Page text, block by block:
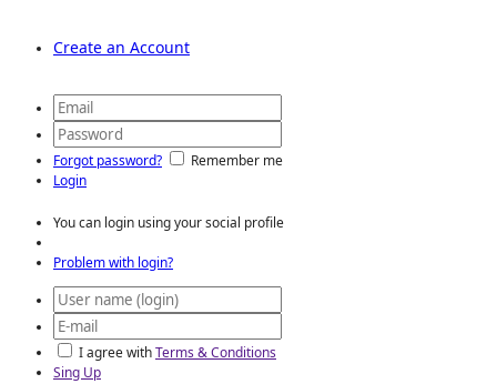
Create an Account
Forgot password?
Remember me
Login
You can login using your social profile
Problem with login?
I agree withTerms & Conditions
Sing Up